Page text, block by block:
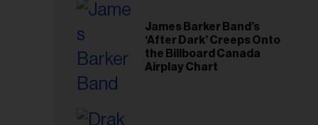
James Barker Band’s
‘After Dark’ Creeps Onto
the Billboard Canada
Airplay Chart